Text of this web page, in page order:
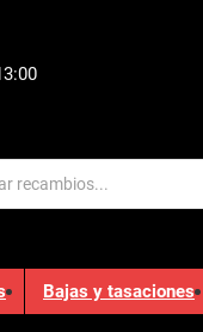
Bajas y tasaciones